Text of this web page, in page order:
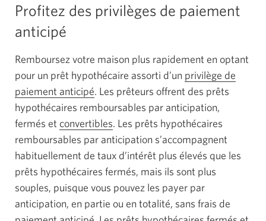
Profitez des privilèges de paiement
anticipé
Remboursez votre maison plus rapidement en optant
pour un prêt hypothécaire assorti d’un privilège de
paiement anticipé. Les prêteurs offrent des prêts
hypothécaires remboursables par anticipation,
fermés et convertiblesUne
fenêtre
contextuelle
s'affichera.
. Les prêts hypothécaires
remboursables par anticipation s’accompagnent
habituellement de taux d’intérêt plus élevés que les
prêts hypothécaires fermés, mais ils sont plus
souples, puisque vous pouvez les payer par
anticipation, en partie ou en totalité, sans frais de